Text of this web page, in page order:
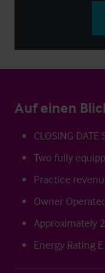
Auf einen
CLOSING DATE
Two fully
Practice
Owner
Approximately
Energy Rating E